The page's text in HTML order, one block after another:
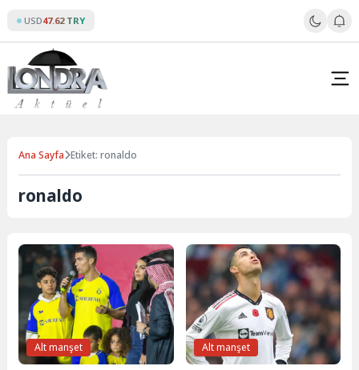
content
USD47.62 TRY
Ana Sayfa Etiket: ronaldo
ronaldo
Alt manşet Alt manşet